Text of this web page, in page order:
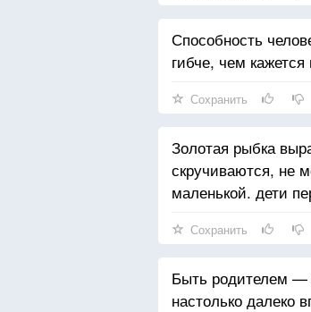
Способность
гибче, чем
Сохранить
Золотая рыбка
скручиваются, не
маленькой. дети
Сохранить
Быть родителем —
настолько далеко